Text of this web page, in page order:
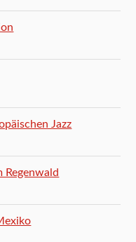
Jazz
Regenwald